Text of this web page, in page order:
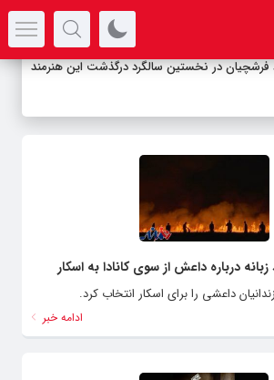
در نخستین سالگرد درگذشت این هنرمند
درباره داعش از سوی کانادا به اسکار
داعشی را برای اسکار انتخاب کرد.
ادامه خبر